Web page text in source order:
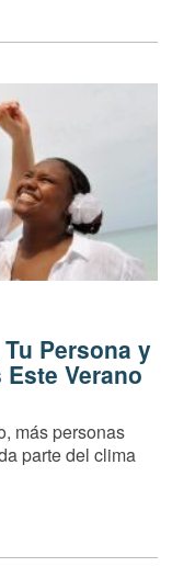
Persona y
Verano
más personas
parte del clima